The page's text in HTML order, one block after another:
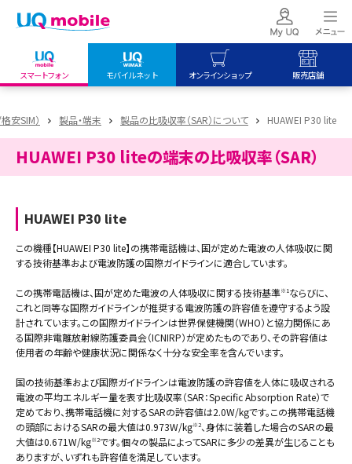
スマートフォン モバイルネット オンラインショップ 販売店舗
UQ WiMAX ご契約の方
My UQ mobile
データチャージサイト
オンラインショップ
UQ WiMAX
販売店舗
UQ WiMAX
安SIM） 製品・端末 製品の比吸収率（SAR）について HUAWEI P30 lite
HUAWEI P30 liteの端末の比吸収率（SAR）
HUAWEI P30 lite
この機種【HUAWEI P30 lite】の携帯電話機は、国が定めた電波の人体吸収に関
する技術基準および電波防護の国際ガイドラインに適合しています。
この携帯電話機は、国が定めた電波の人体吸収に関する技術基準※1 ならびに、
これと同等な国際ガイドラインが推奨する電波防護の許容値を遵守するよう設
計されています。この国際ガイドラインは世界保健機関（WHO）と協力関係にあ
る国際非電離放射線防護委員会（ICNIRP）が定めたものであり、その許容値は
使用者の年齢や健康状況に関係なく十分な安全率を含んでいます。
国の技術基準および国際ガイドラインは電波防護の許容値を人体に吸収される
電波の平均エネルギー量を表す比吸収率（SAR：Specific Absorption Rate）で
定めており、携帯電話機に対するSARの許容値は2.0W/kgです。この携帯電話機
の頭部におけるSARの最大値は0.973W/kg※2、身体に装着した場合のSARの最
大値は0.671W/kg※2です。個々の製品によってSARに多少の差異が生じることも
ありますが、いずれも許容値を満足しています。